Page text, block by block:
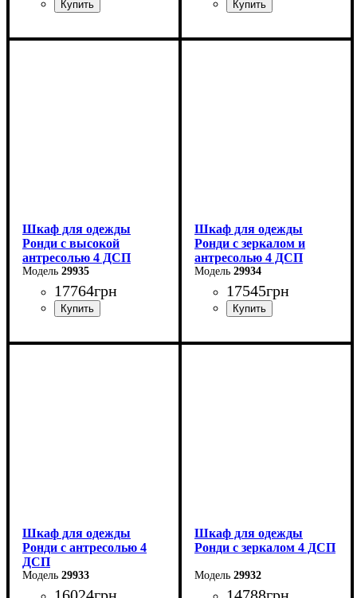
Ширина: 240 см
Ширина: 160 см
Шкаф для одежды
Ронди с высокой
антресолью 4 ДСП
29935
17764грн
Ширина: 160 см
Шкаф для одежды
Ронди с зеркалом и
антресолью 4 ДСП
29934
17545грн
Ширина: 160 см
Шкаф для одежды
Ронди с антресолью 4
ДСП
29933
Шкаф для одежды
Ронди с зеркалом 4 ДСП
29932